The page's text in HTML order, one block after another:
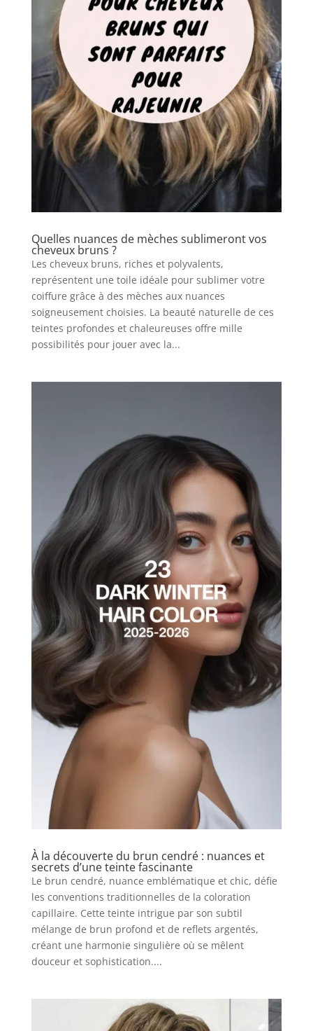
Quelles nuances de mèches sublimeront vos
cheveux bruns ?
Les cheveux bruns, riches et polyvalents,
représentent une toile idéale pour sublimer votre
coiffure grâce à des mèches aux nuances
soigneusement choisies. La beauté naturelle de ces
teintes profondes et chaleureuses offre mille
possibilités pour jouer avec la...
À la découverte du brun cendré : nuances et
secrets d’une teinte fascinante
Le brun cendré, nuance emblématique et chic, défie
les conventions traditionnelles de la coloration
capillaire. Cette teinte intrigue par son subtil
mélange de brun profond et de reflets argentés,
créant une harmonie singulière où se mêlent
douceur et sophistication....